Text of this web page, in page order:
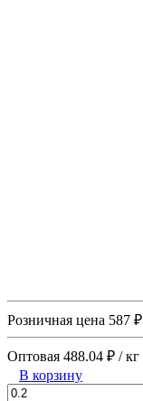
Розничная цена 587 ₽
Оптовая 488.04 ₽ / кг
В корзину